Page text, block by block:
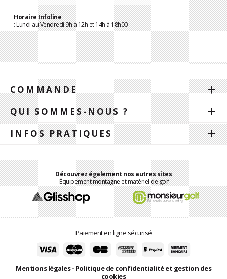
Horaire Infoline
: Lundi au Vendredi 9h à 12h et 14h à 18h00
COMMANDE
QUI SOMMES-NOUS ?
INFOS PRATIQUES
Découvrez également nos autres sites
Équipement montagne et matériel de golf
Paiement en ligne sécurisé
Mentions légales- Politique de confidentialité et gestion des
cookies